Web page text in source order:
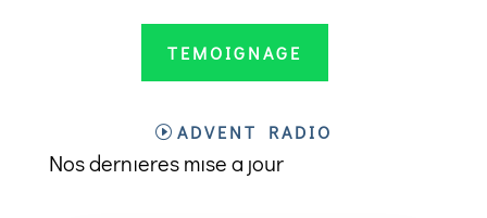
TEMOIGNAGE
ADVENT RADIO
ADVENTLIFE
Nos dernières mise a jour